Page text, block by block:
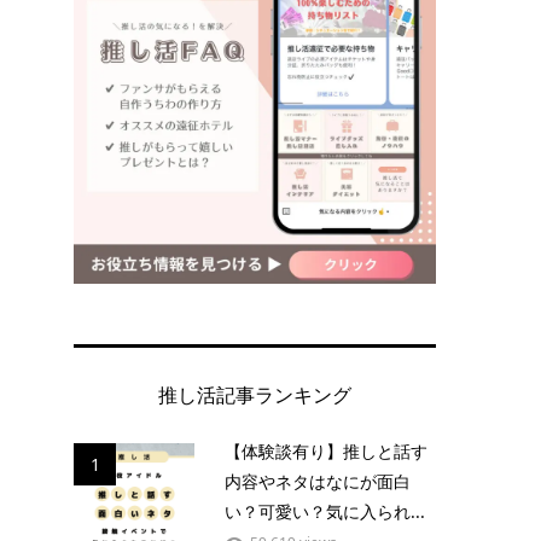
推し活記事ランキング
1
【体験談有り】推しと話す
内容やネタはなにが面白
い？可愛い？気に入られ...